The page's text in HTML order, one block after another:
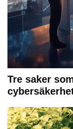
Tre saker